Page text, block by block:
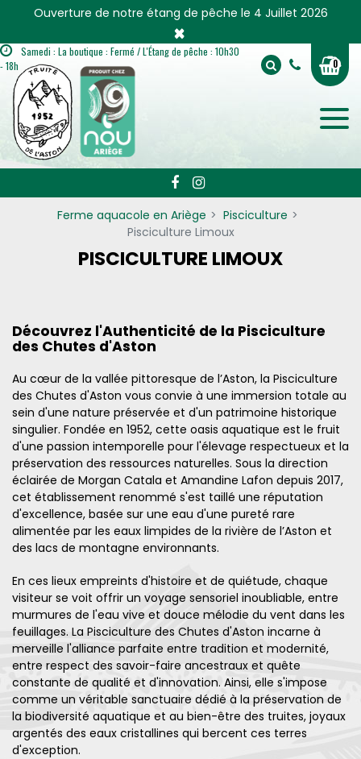
Ouverture de notre étang de pêche le 4 Juillet 2026
×
Samedi : La boutique : Fermé / L'Étang de pêche : 10h30
- 18h
0
Ferme aquacole en Ariège
Pisciculture
Pisciculture Limoux
PISCICULTURE LIMOUX
Découvrez l'Authenticité de la Pisciculture
des Chutes d'Aston
Au cœur de la vallée pittoresque de l’Aston, la Pisciculture
des Chutes d'Aston vous convie à une immersion totale au
sein d'une nature préservée et d'un patrimoine historique
singulier. Fondée en 1952, cette oasis aquatique est le fruit
d'une passion intemporelle pour l'élevage respectueux et la
préservation des ressources naturelles. Sous la direction
éclairée de Morgan Catala et Amandine Lafon depuis 2017,
cet établissement renommé s'est taillé une réputation
d'excellence, basée sur une eau d'une pureté rare
alimentée par les eaux limpides de la rivière de l’Aston et
des lacs de montagne environnants.
En ces lieux empreints d'histoire et de quiétude, chaque
visiteur se voit offrir un voyage sensoriel inoubliable, entre
murmures de l'eau vive et douce mélodie du vent dans les
feuillages. La Pisciculture des Chutes d'Aston incarne à
merveille l'alliance parfaite entre tradition et modernité,
entre respect des savoir-faire ancestraux et quête
constante de qualité et d'innovation. Ainsi, elle s'impose
comme un véritable sanctuaire dédié à la préservation de
la biodiversité aquatique et au bien-être des truites, joyaux
argentés des eaux cristallines qui bercent ces terres
d'exception.
Panneau de gestion des cookies